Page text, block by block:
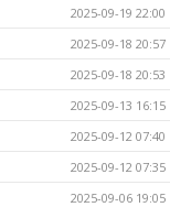
2025-09-19 22:00
2025-09-18 20:57
2025-09-18 20:53
2025-09-13 16:15
2025-09-12 07:40
2025-09-12 07:35
2025-09-06 19:05